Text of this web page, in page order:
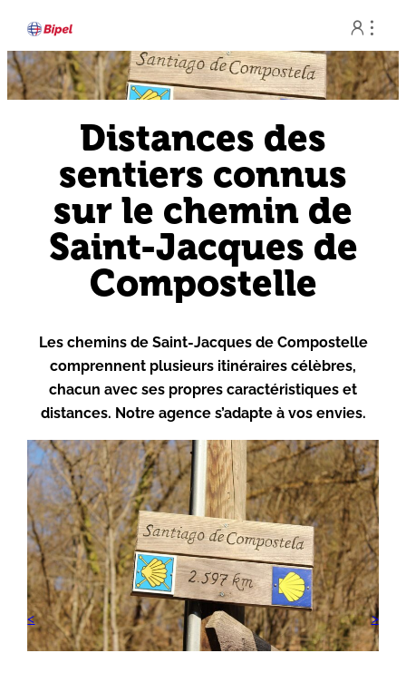
Aller
contenu
 
Distances des
sentiers connus
sur le chemin de
Saint-Jacques de
Compostelle
Les chemins de Saint-Jacques de Compostelle
comprennent plusieurs itinéraires célèbres,
chacun avec ses propres caractéristiques et
distances. Notre agence s’adapte à vos envies.